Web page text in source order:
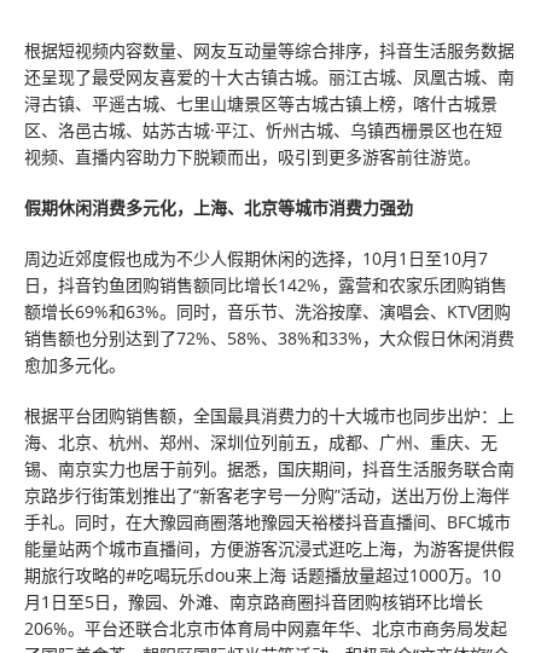
根据短视频内容数量、网友互动量等综合排序，抖音生活服务数据
还呈现了最受网友喜爱的十大古镇古城。丽江古城、凤凰古城、南
浔古镇、平遥古城、七里山塘景区等古城古镇上榜，喀什古城景
区、洛邑古城、姑苏古城·平江、忻州古城、乌镇西栅景区也在短
视频、直播内容助力下脱颖而出，吸引到更多游客前往游览。
假期休闲消费多元化，上海、北京等城市消费力强劲
周边近郊度假也成为不少人假期休闲的选择，10月1日至10月7
日，抖音钓鱼团购销售额同比增长142%，露营和农家乐团购销售
额增长69%和63%。同时，音乐节、洗浴按摩、演唱会、KTV团购
销售额也分别达到了72%、58%、38%和33%，大众假日休闲消费
愈加多元化。
根据平台团购销售额，全国最具消费力的十大城市也同步出炉：上
海、北京、杭州、郑州、深圳位列前五，成都、广州、重庆、无
锡、南京实力也居于前列。据悉，国庆期间，抖音生活服务联合南
京路步行街策划推出了“新客老字号一分购”活动，送出万份上海伴
手礼。同时，在大豫园商圈落地豫园天裕楼抖音直播间、BFC城市
能量站两个城市直播间，方便游客沉浸式逛吃上海，为游客提供假
期旅行攻略的#吃喝玩乐dou来上海 话题播放量超过1000万。10
月1日至5日，豫园、外滩、南京路商圈抖音团购核销环比增长
206%。平台还联合北京市体育局中网嘉年华、北京市商务局发起